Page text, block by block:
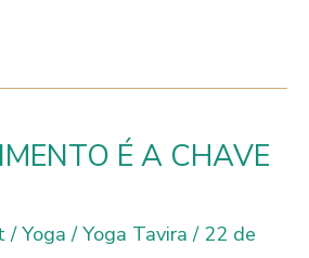
É A CHAVE
/Yoga /Yoga Tavira / 22 de